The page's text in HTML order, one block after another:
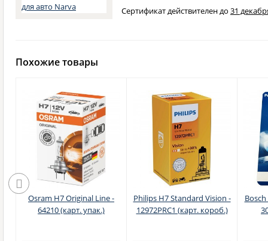
Сертификат действителен до 31
Похожие товары
Osram H7 Original Line -
64210 (карт. упак.)
Philips H7 Standard Vision -
12972PRC1 (карт. короб.)